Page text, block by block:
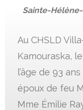
Sainte-
Au CHSLD
Kamouraska,
l’âge de 93
époux de feu
Mme Émilie